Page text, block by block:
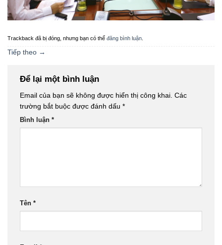
Trackback đã bị đóng, nhưng bạn có thể đăng bình luận
Tiếp theo →
Để lại một bình luận
Email của bạn sẽ không được hiển thị công khai. Các
trường bắt buộc được đánh dấu *
Bình luận *
Tên *